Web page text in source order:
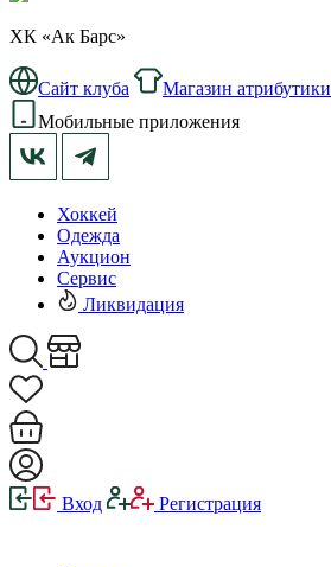
ХК «Ак Барс»
Сайт клуба Магазин атрибутики
Мобильные приложения
Хоккей
Одежда
Аукцион
Сервис
Ликвидация
Вход Регистрация